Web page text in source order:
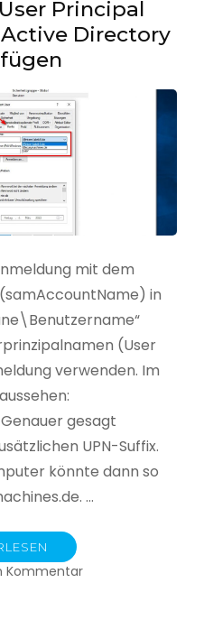
Principal
Directory
mit dem
in
(User
verwenden. Im
gesagt
UPN-Suffix.
könnte dann so
…
Kommentarzu